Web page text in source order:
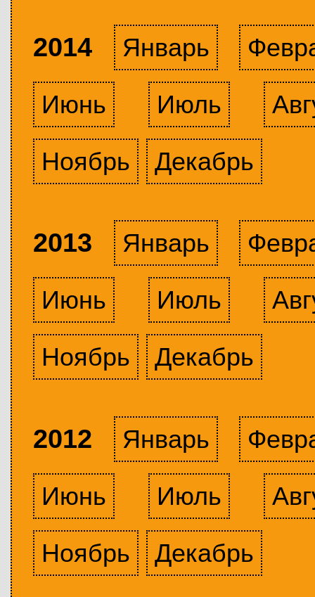
2014 Январь
Июнь
Июль
Ноябрь
Декабрь
2013 Январь
Июнь
Июль
Ноябрь
Декабрь
2012 Январь
Июнь
Июль
Ноябрь
Декабрь